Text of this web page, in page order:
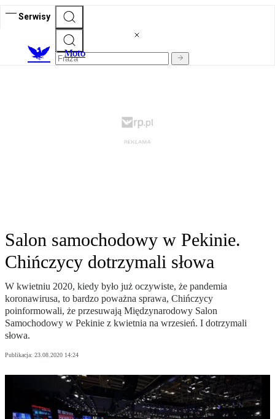
Serwisy
Moto
Salon samochodowy w Pekinie.
Chińczycy dotrzymali słowa
W kwietniu 2020, kiedy było już oczywiste, że pandemia
koronawirusa, to bardzo poważna sprawa, Chińczycy
poinformowali, że przesuwają Międzynarodowy Salon
Samochodowy w Pekinie z kwietnia na wrzesień. I dotrzymali
słowa.
Publikacja: 23.08.2020 14:24